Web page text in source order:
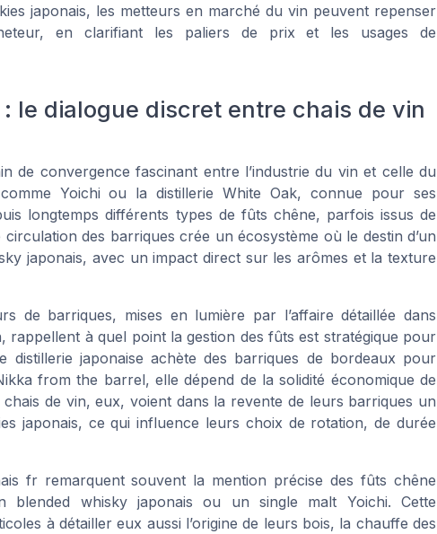
japonais, les metteurs en marché du vin peuvent repenser
en clarifiant les paliers de prix et les usages de
le dialogue discret entre chais de vin
de convergence fascinant entre l’industrie du vin et celle du
Yoichi ou la distillerie White Oak, connue pour ses
longtemps différents types de fûts chêne, parfois issus de
des barriques crée un écosystème où le destin d’un
japonais, avec un impact direct sur les arômes et la texture
de barriques, mises en lumière par l’affaire détaillée dans
rappellent à quel point la gestion des fûts est stratégique pour
japonaise achète des barriques de bordeaux pour
from the barrel, elle dépend de la solidité économique de
de vin, eux, voient dans la revente de leurs barriques un
japonais, ce qui influence leurs choix de rotation, de durée
fr remarquent souvent la mention précise des fûts chêne
whisky japonais ou un single malt Yoichi. Cette
à détailler eux aussi l’origine de leurs bois, la chauffe des